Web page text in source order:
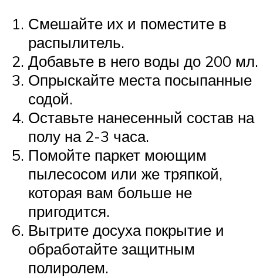
Смешайте их и поместите в
распылитель.
Добавьте в него воды до 200 мл.
Опрыскайте места посыпанные
содой.
Оставьте нанесенный состав на
полу на 2-3 часа.
Помойте паркет моющим
пылесосом или же тряпкой,
которая вам больше не
пригодится.
Вытрите досуха покрытие и
обработайте защитным
полиролем.